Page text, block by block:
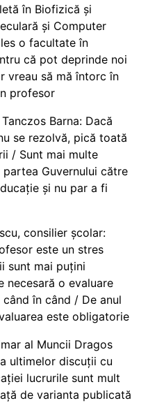
în Biofizică și
și Computer
o facultate în
că pot deprinde noi
vreau să mă întorc în
profesor
Barna: Dacă
se rezolvă, pică toată
/ Sunt mai multe
Guvernului către
și nu par a fi
consilier școlar:
este un stres
sunt mai puțini
necesară o evaluare
în când / De anul
este obligatorie
al Muncii Dragos
ultimelor discuții cu
lucrurile sunt mult
de varianta publicată